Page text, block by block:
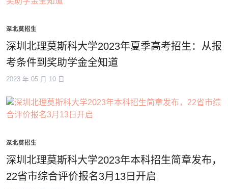
深北莫招生
深圳北理莫斯科大学2023年夏季高考招生：从报
考条件到奖助学金全知道
2023 年 05 月 10 日
深北莫招生
深圳北理莫斯科大学2023年本科招生简章发布，
22省市综合评价报名3月13日开启